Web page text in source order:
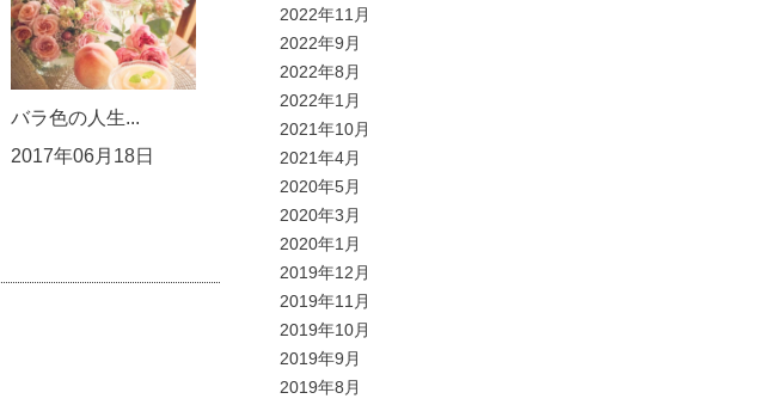
バラ色の人生...
2017年06月18日
2022年11月
2022年9月
2022年8月
2022年1月
2021年10月
2021年4月
2020年5月
2020年3月
2020年1月
2019年12月
2019年11月
2019年10月
2019年9月
2019年8月